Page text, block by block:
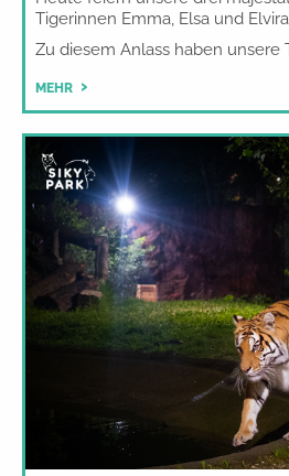
Tigerinnen Emma, Elsa und
Zu diesem Anlass haben unsere
MEHR